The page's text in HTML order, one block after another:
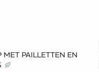
MET PAILLETTEN EN